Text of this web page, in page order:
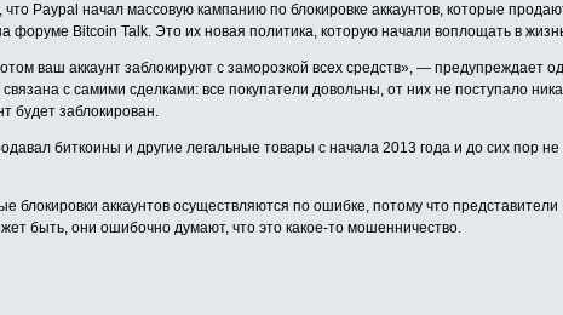
Paypal начал массовую кампанию по блокировке аккаунтов, которые
Bitcoin Talk. Это их новая политика, которую начали воплощать в
ваш аккаунт заблокируют с заморозкой всех средств», — предупреждает
с самими сделками: все покупатели довольны, от них не поступало
будет заблокирован.
биткоины и другие легальные товары с начала 2013 года и до сих пор
блокировки аккаунтов осуществляются по ошибке, потому что
быть, они ошибочно думают, что это какое-то мошенничество.